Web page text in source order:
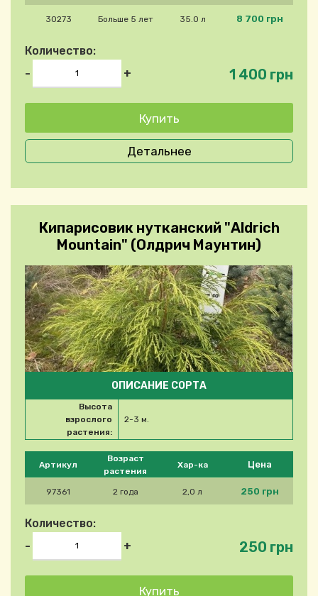
30273 Больше 5 лет 35.0 л 8 700 грн
Количество:
-
+ 1 400 грн
Детальнее
Кипарисовик нутканский "Aldrich
Mountain" (Олдрич Маунтин)
Please select product
Артикул
Возраст
растения
Хар-ка Цена
97361 2 года 2,0 л 250 грн
Количество:
-
+ 250 грн
ОПИСАНИЕ СОРТА
Высота
взрослого
растения:
2-3 м.